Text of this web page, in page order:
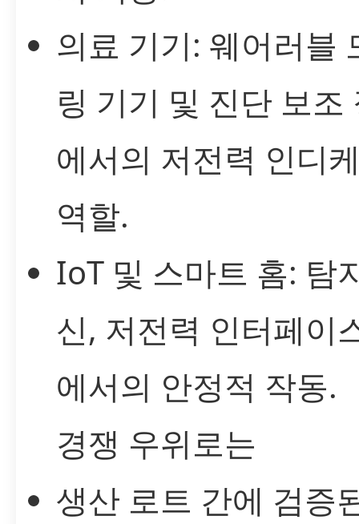
의료 기기: 웨어러블
링 기기 및 진단 보조
에서의 저전력 인디
역할.
IoT 및 스마트 홈: 탐
신, 저전력 인터페이
에서의 안정적 작동.
경쟁 우위로는
생산 로트 간에 검증